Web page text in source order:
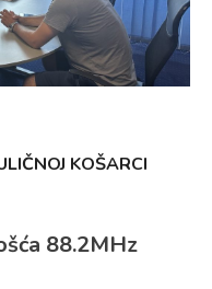
KOŠARCI
88.2MHz